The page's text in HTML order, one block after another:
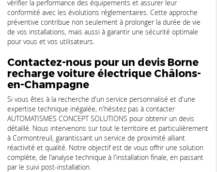
vérifier la performance des équipements et assurer leur
conformité avec les évolutions réglementaires. Cette approche
préventive contribue non seulement à prolonger la durée de vie
de vos installations, mais aussi à garantir une sécurité optimale
pour vous et vos utilisateurs.
Contactez-nous pour un devis Borne
recharge voiture électrique Châlons-
en-Champagne
Si vous êtes à la recherche d'un service personnalisé et d'une
expertise technique inégalée, n'hésitez pas à contacter
AUTOMATISMES CONCEPT SOLUTIONS pour obtenir un devis
détaillé. Nous intervenons sur tout le territoire et particulièrement
à Cormontreuil, garantissant un service de proximité alliant
réactivité et qualité. Notre objectif est de vous offrir une solution
complète, de l'analyse technique à l'installation finale, en passant
par le suivi post-installation.